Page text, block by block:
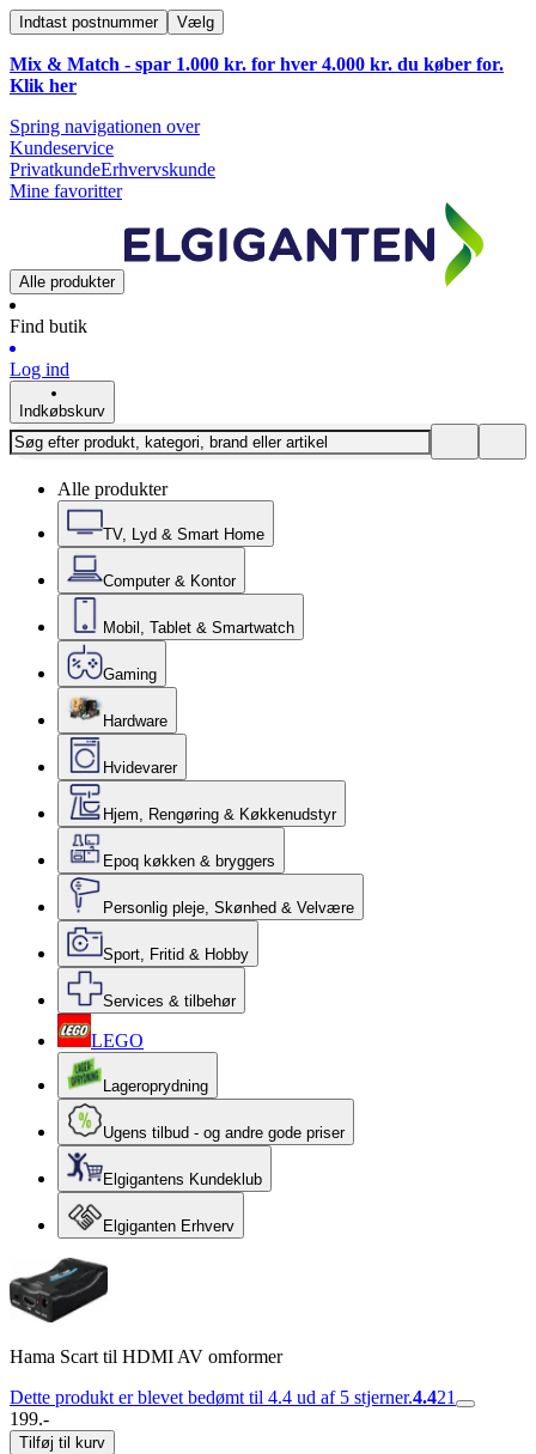
Indtast postnummer Vælg
Mix & Match - spar 1.000 kr. for hver 4.000 kr. du køber for.
Klik her
Spring navigationen over
Kundeservice
PrivatkundeErhvervskunde
Mine favoritter
Alle produkter
Find butik
Log ind
Indkøbskurv
Alle produkter
TV, Lyd & Smart Home
Computer & Kontor
Mobil, Tablet & Smartwatch
Gaming
Hardware
Hvidevarer
Hjem, Rengøring & Køkkenudstyr
Epoq køkken & bryggers
Personlig pleje, Skønhed & Velvære
Sport, Fritid & Hobby
Services & tilbehør
LEGO
Lageroprydning
Ugens tilbud - og andre gode priser
Elgigantens Kundeklub
Elgiganten Erhverv
Hama Scart til HDMI AV omformer
Dette produkt er blevet bedømt til 4.4 ud af 5 stjerner.4.421
199.-
Tilføj til kurv